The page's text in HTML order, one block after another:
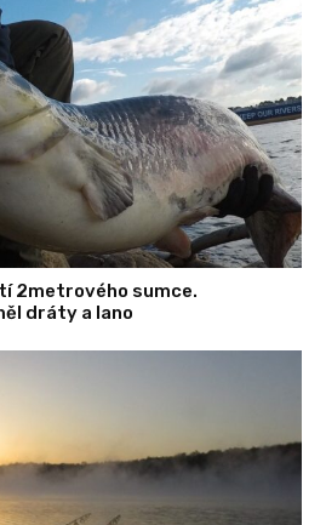
2metrového sumce.
dráty a lano